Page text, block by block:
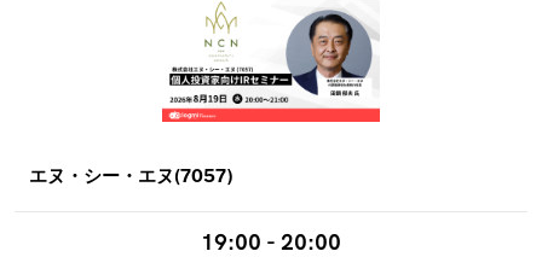
エヌ・シー・エヌ(7057)
19:00 - 20:00